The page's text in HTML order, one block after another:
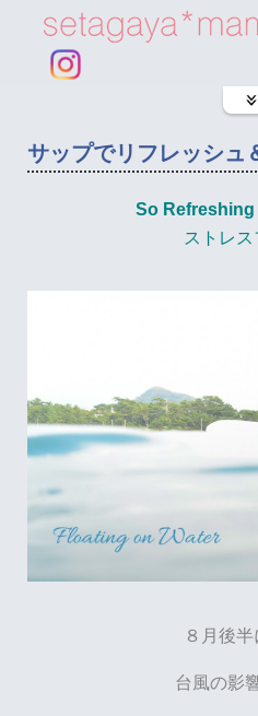
サップでリフレッシュ
So
ストレ
８月後半
台風の影